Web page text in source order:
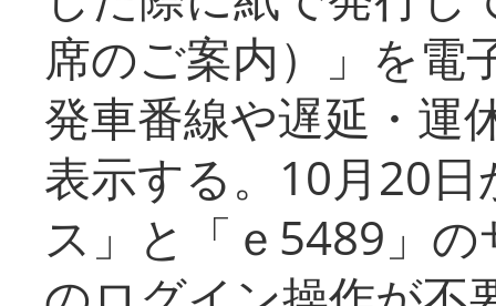
席のご案内）」を電
発車番線や遅延・運
表示する。10月20
ス」と「ｅ5489」